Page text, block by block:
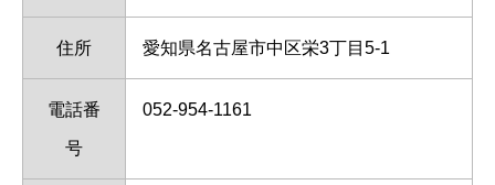
住所 愛知県名古屋市中区栄3丁目5-1
電話番
号
052-954-1161